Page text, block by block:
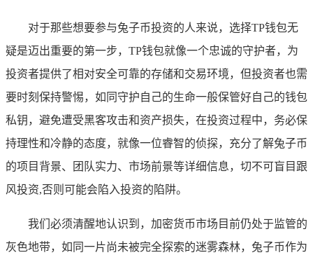
对于那些想要参与兔子币投资的人来说，选择TP钱包无
疑是迈出重要的第一步，TP钱包就像一个忠诚的守护者，为
投资者提供了相对安全可靠的存储和交易环境，但投资者也需
要时刻保持警惕，如同守护自己的生命一般保管好自己的钱包
私钥，避免遭受黑客攻击和资产损失，在投资过程中，务必保
持理性和冷静的态度，就像一位睿智的侦探，充分了解兔子币
的项目背景、团队实力、市场前景等详细信息，切不可盲目跟
风投资,否则可能会陷入投资的陷阱。
我们必须清醒地认识到，加密货币市场目前仍处于监管的
灰色地带，如同一片尚未被完全探索的迷雾森林，兔子币作为